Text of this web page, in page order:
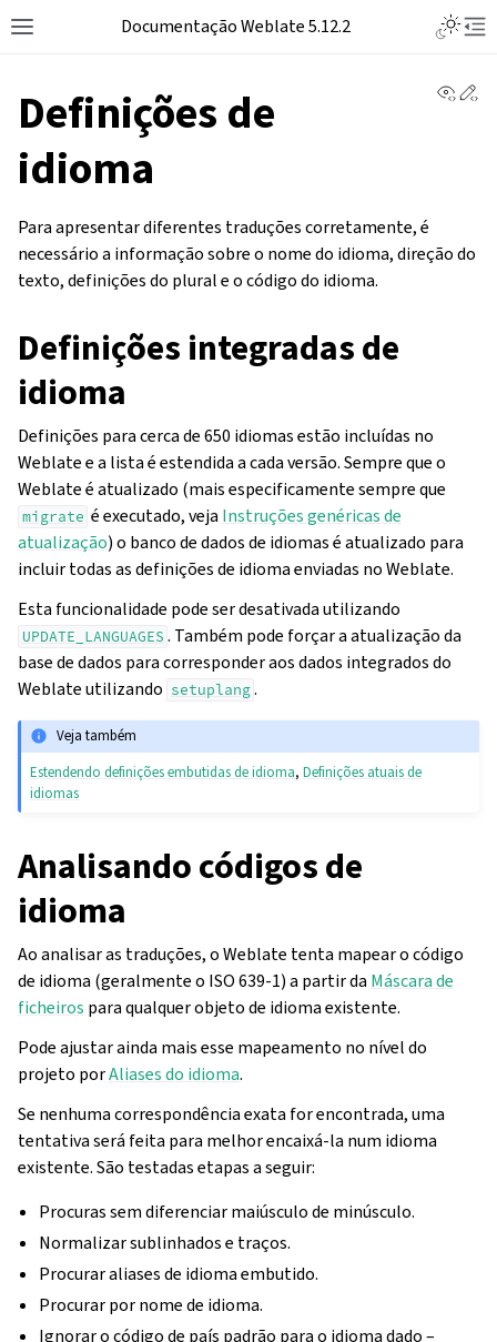
Toggle site navigation sidebar
Documentação Weblate 5.12.2
Definições de
idioma
Para apresentar diferentes traduções corretamente, é
necessário a informação sobre o nome do idioma, direção do
texto, definições do plural e o código do idioma.
Definições integradas de
idioma
Definições para cerca de 650 idiomas estão incluídas no
Weblate e a lista é estendida a cada versão. Sempre que o
Weblate é atualizado (mais especificamente sempre que
migrate é executado, veja Instruções genéricas de
atualização) o banco de dados de idiomas é atualizado para
incluir todas as definições de idioma enviadas no Weblate.
Esta funcionalidade pode ser desativada utilizando
UPDATE_LANGUAGES . Também pode forçar a atualização da
base de dados para corresponder aos dados integrados do
Weblate utilizando setuplang .
Veja também
Estendendo definições embutidas de idioma,Definições atuais de
idiomas
Analisando códigos de
idioma
Ao analisar as traduções, o Weblate tenta mapear o código
de idioma (geralmente o ISO 639-1) a partir da Máscara de
ficheiros para qualquer objeto de idioma existente.
Pode ajustar ainda mais esse mapeamento no nível do
projeto porAliases do idioma.
Se nenhuma correspondência exata for encontrada, uma
tentativa será feita para melhor encaixá-la num idioma
existente. São testadas etapas a seguir:
Procuras sem diferenciar maiúsculo de minúsculo.
Normalizar sublinhados e traços.
Procurar aliases de idioma embutido.
Procurar por nome de idioma.
Ignorar o código de país padrão para o idioma dado –